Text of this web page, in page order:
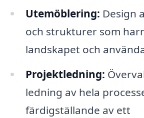
Utemöblering: Design
och strukturer som
landskapet och
Projektledning:
ledning av hela
färdigställande av ett